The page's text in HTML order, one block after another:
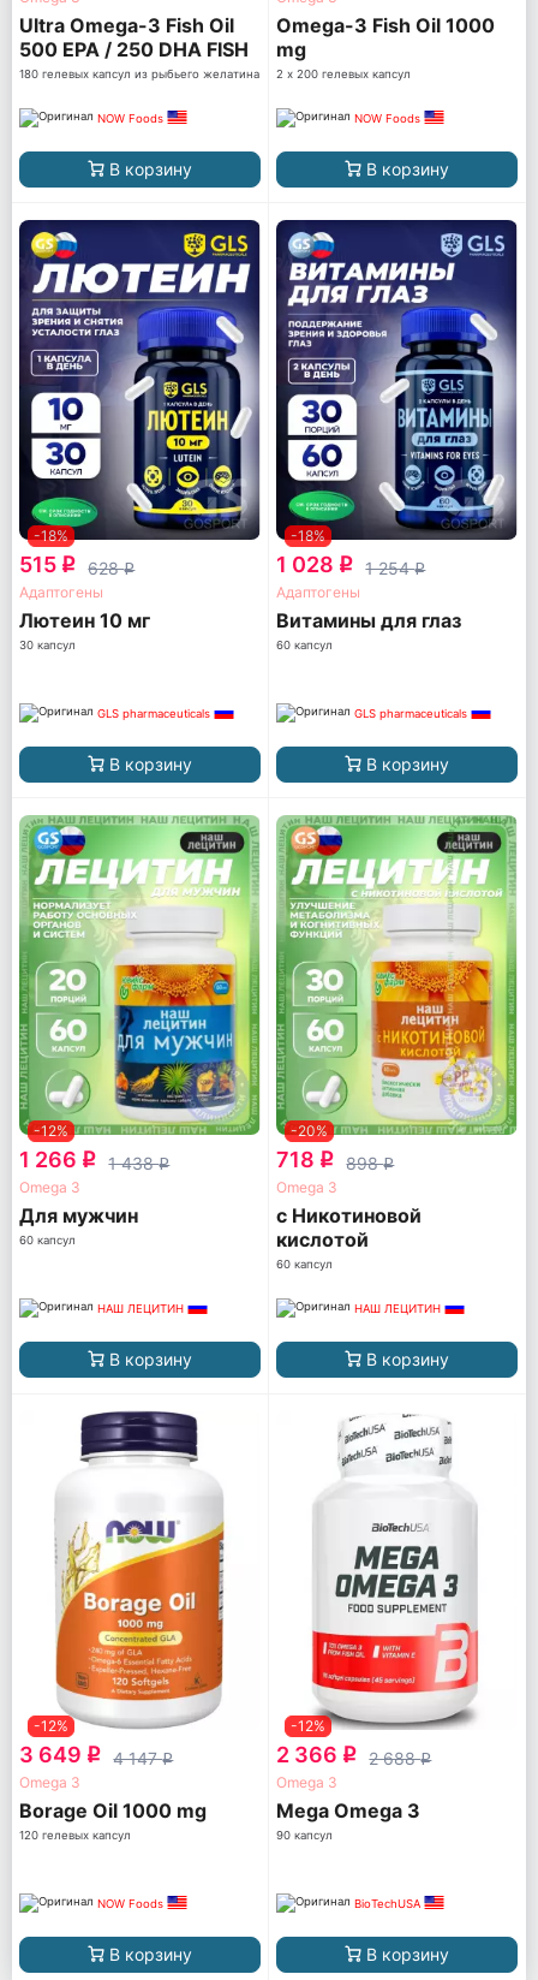
Ultra Omega-3 Fish Oil
500 EPA / 250 DHA FISH
GELATIN
180 гелевых капсул из рыбьего желатина
NOW Foods
В корзину
Omega-3 Fish Oil 1000
mg
2 х 200 гелевых капсул
NOW Foods
В корзину
-18%
515 q 628q
Адаптогены
Лютеин 10 мг
30 капсул
GLS pharmaceuticals
В корзину
-18%
1 028 q 1 254q
Адаптогены
Витамины для глаз
60 капсул
GLS pharmaceuticals
В корзину
-12%
1 266 q 1 438q
Omega 3
Для мужчин
60 капсул
НАШ ЛЕЦИТИН
В корзину
-20%
718 q 898q
Omega 3
с Никотиновой
кислотой
60 капсул
НАШ ЛЕЦИТИН
В корзину
-12%
3 649 q 4 147q
Omega 3
Borage Oil 1000 mg
120 гелевых капсул
NOW Foods
В корзину
-12%
2 366 q 2 688q
Omega 3
Mega Omega 3
90 капсул
BioTechUSA
В корзину